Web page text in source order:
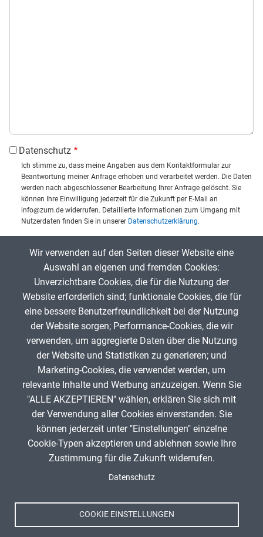
Datenschutz
Ich stimme zu, dass meine Angaben aus dem Kontaktformular zur
Beantwortung meiner Anfrage erhoben und verarbeitet werden. Die Daten
werden nach abgeschlossener Bearbeitung Ihrer Anfrage gelöscht. Sie
können Ihre Einwilligung jederzeit für die Zukunft per E-Mail an
info@zum.de widerrufen. Detaillierte Informationen zum Umgang mit
Nutzerdaten finden Sie in unserer Datenschutzerklärung.
Captcha eingeben:
Gib die Zeichen aus dem Bild oben ein,
beachte Groß- und Kleinschreibung.
Um Spam zu verhindern, gib bitte die Zeichenfolge aus dem Bild
oben ein.
ANZEIGE
Spenden
Impressum
Wir verwenden auf den Seiten dieser Website eine
Auswahl an eigenen und fremden Cookies:
Unverzichtbare Cookies, die für die Nutzung der
Website erforderlich sind; funktionale Cookies, die für
eine bessere Benutzerfreundlichkeit bei der Nutzung
der Website sorgen; Performance-Cookies, die wir
verwenden, um aggregierte Daten über die Nutzung
der Website und Statistiken zu generieren; und
Marketing-Cookies, die verwendet werden, um
relevante Inhalte und Werbung anzuzeigen. Wenn Sie
"ALLE AKZEPTIEREN" wählen, erklären Sie sich mit
der Verwendung aller Cookies einverstanden. Sie
können jederzeit unter "Einstellungen" einzelne
Cookie-Typen akzeptieren und ablehnen sowie Ihre
Zustimmung für die Zukunft widerrufen.
Datenschutz
COOKIE EINSTELLUNGEN